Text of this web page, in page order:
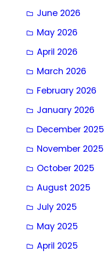
June 2026
May 2026
April 2026
March 2026
February 2026
January 2026
December 2025
November 2025
October 2025
August 2025
July 2025
May 2025
April 2025